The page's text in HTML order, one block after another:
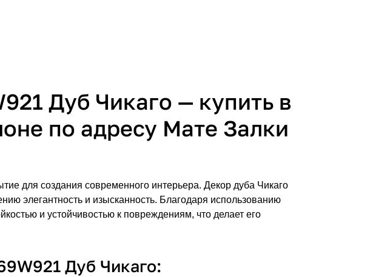
Дуб Чикаго — купить в
по адресу Мате Залки
для создания современного интерьера. Декор дуба Чикаго
элегантность и изысканность. Благодаря использованию
и устойчивостью к повреждениям, что делает его
Дуб Чикаго: